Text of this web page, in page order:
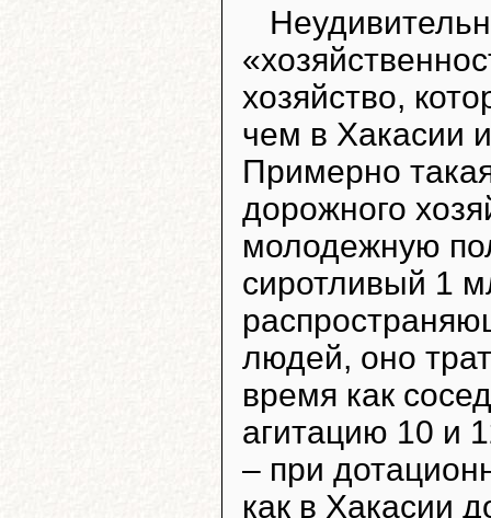
хозяйство,
чем в Хакасии
Примерно
дорожного
молодежную
сиротливый 1
людей, оно
время как
агитацию 10 и
– при
как в Хакасии